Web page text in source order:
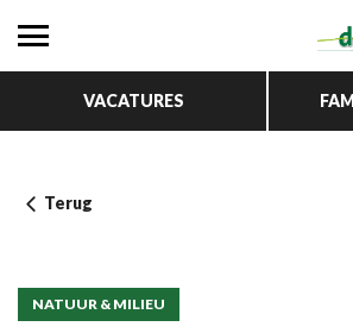
VACATURES
Terug
NATUUR & MILIEU